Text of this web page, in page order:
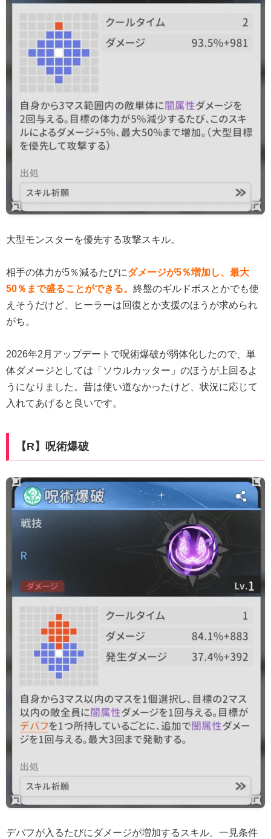
大型モンスターを優先する攻撃スキル。
相手の体力が5％減るたびにダメージが5％増加し、最大
50％まで盛ることができる。 終盤のギルドボスとかでも使
えそうだけど、ヒーラーは回復とか支援のほうが求められ
がち。
2026年2月アップデートで呪術爆破が弱体化したので、単
体ダメージとしては「ソウルカッター」のほうが上回るよ
うになりました。昔は使い道なかったけど、状況に応じて
入れてあげると良いです。
【R】呪術爆破
デバフが入るたびにダメージが増加するスキル。一見条件